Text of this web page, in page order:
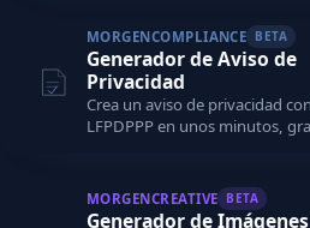
MORGENCOMPLIANCE BETA
Generador de Aviso de
Privacidad
Crea un aviso de privacidad
LFPDPPP en unos minutos,
MORGENCREATIVE BETA
Generador de